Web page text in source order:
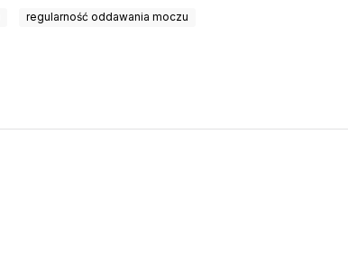
regularność oddawania moczu